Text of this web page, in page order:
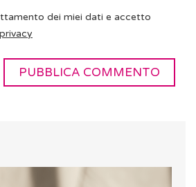
dei miei dati e accetto